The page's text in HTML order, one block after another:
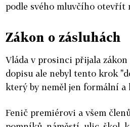
podle svého mluvčího otevřít
Zákon o zásluhách
Vláda v prosinci přijala zákon
dopisu ale nebyl tento krok
který by neměl jen formální a
Fenič premiérovi a všem